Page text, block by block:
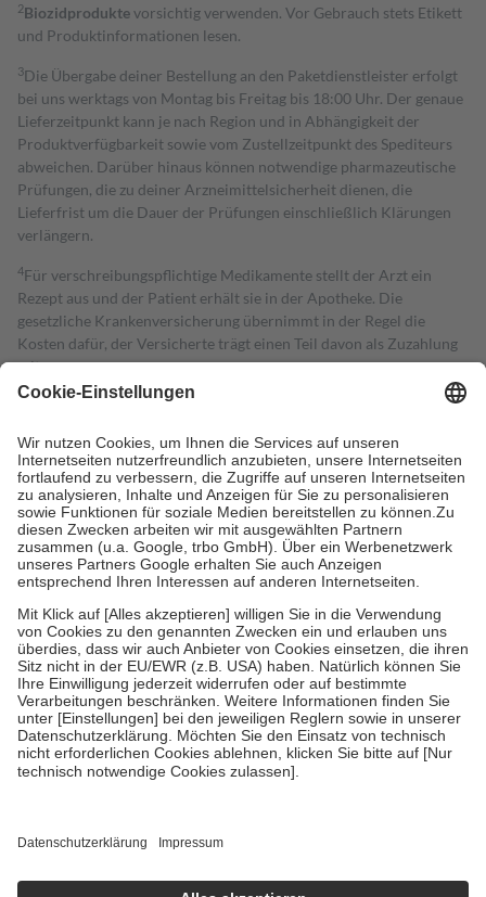
2Biozidproduktevorsichtig verwenden. Vor Gebrauch stets Etikett
und Produktinformationen lesen.
3Die Übergabe deiner Bestellung an den Paketdienstleister erfolgt
bei uns werktags von Montag bis Freitag bis 18:00 Uhr. Der genaue
Lieferzeitpunkt kann je nach Region und in Abhängigkeit der
Produktverfügbarkeit sowie vom Zustellzeitpunkt des Spediteurs
abweichen. Darüber hinaus können notwendige pharmazeutische
Prüfungen, die zu deiner Arzneimittelsicherheit dienen, die
Lieferfrist um die Dauer der Prüfungen einschließlich Klärungen
verlängern.
4Für verschreibungspflichtige Medikamente stellt der Arzt ein
Rezept aus und der Patient erhält sie in der Apotheke. Die
gesetzliche Krankenversicherung übernimmt in der Regel die
Kosten dafür, der Versicherte trägt einen Teil davon als Zuzahlung
mit.
Grundsätzlich leisten Mitglieder Zuzahlungen in Höhe von zehn
höchstens zehn Euro.
Es sind jedoch nie mehr als die tatsächlichen
Kosten der Leistung zu entrichten.
Diese Regeln gelten grundsätzlich auch für Online-Apotheken.
Bei Heilmitteln und häuslicher Krankenpflege beträgt die
Zuzahlung zehn Prozent der Kosten sowie zehn Euro je
Verordnung.
Um das Engagement der Versicherten für ihre eigene Gesundheit zu
stärken und die besondere Stellung der Familie zu unterstützen,
fallenkeine Zuzahlungenan bei:
• Kindern und Jugendlichen bis zum vollendeten 18. Lebensjahr
mit Ausnahme der Fahrkosten
• Untersuchungen zur Vorsorge und Früherkennung, die von der
GKV getragen werden
• empfohlenen Schutzimpfungen
• Harn- und Blutteststreifen
getroffen, um sicherzustellen, dass es sich um echte Bewertungen
https://help.etrusted.com/hc/de/articles/4419944605341